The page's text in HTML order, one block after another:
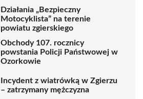
Działania „Bezpieczny
Motocyklista” na terenie
powiatu zgierskiego
Obchody 107. rocznicy
powstania Policji Państwowej w
Ozorkowie
Incydent z wiatrówką w Zgierzu
– zatrzymany mężczyzna